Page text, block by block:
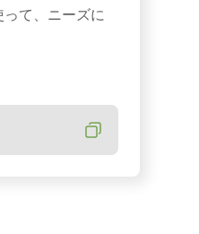
て、ニーズに